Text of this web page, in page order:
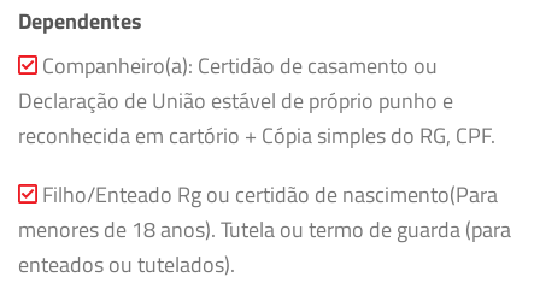
Dependentes
Companheiro(a): Certidão de casamento ou
Declaração de União estável de próprio punho e
reconhecida em cartório + Cópia simples do RG, CPF.
Filho/Enteado Rg ou certidão de nascimento(Para
menores de 18 anos). Tutela ou termo de guarda (para
enteados ou tutelados).